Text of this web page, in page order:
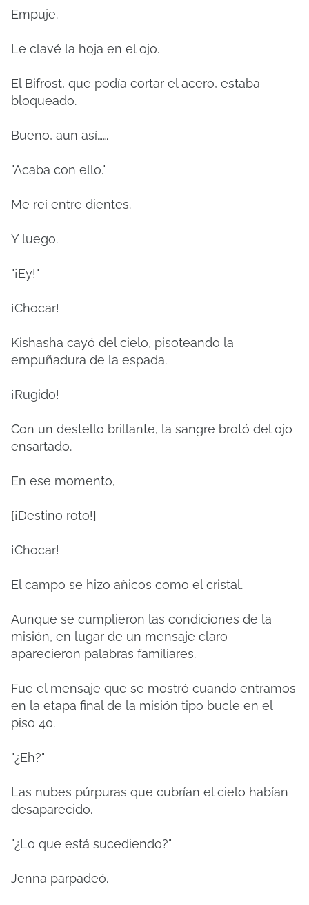
Empuje.
Le clavé la hoja en el ojo.
El Bifrost, que podía cortar el acero, estaba
bloqueado.
Bueno, aun así……
"Acaba con ello."
Me reí entre dientes.
Y luego.
"¡Ey!"
¡Chocar!
Kishasha cayó del cielo, pisoteando la
empuñadura de la espada.
¡Rugido!
Con un destello brillante, la sangre brotó del ojo
ensartado.
En ese momento,
[¡Destino roto!]
¡Chocar!
El campo se hizo añicos como el cristal.
Aunque se cumplieron las condiciones de la
misión, en lugar de un mensaje claro
aparecieron palabras familiares.
Fue el mensaje que se mostró cuando entramos
en la etapa final de la misión tipo bucle en el
piso 40.
"¿Eh?"
Las nubes púrpuras que cubrían el cielo habían
desaparecido.
"¿Lo que está sucediendo?"
Jenna parpadeó.